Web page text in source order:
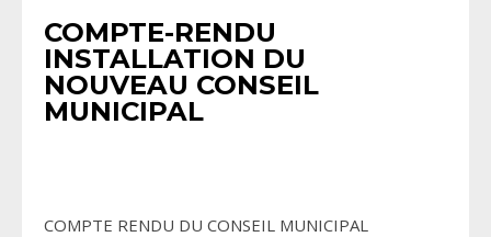
COMPTE-RENDU
INSTALLATION DU
NOUVEAU CONSEIL
MUNICIPAL
COMPTE RENDU DU CONSEIL MUNICIPAL